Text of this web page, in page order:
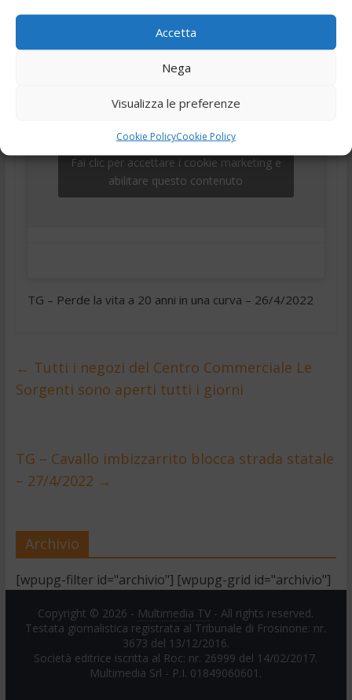
Accetta
Nega
Visualizza le preferenze
Cookie PolicyCookie Policy
Fai clic per accettare i cookie marketing e
abilitare questo contenuto
TG – Perde la vita a 20 anni in una curva – 26/4/2022
← Tutti i negozi del Centro Commerciale Le
Sorgenti sono aperti tutti i giorni
TG – Cavallo imbizzarrito blocca strada statale
– 27/4/2022 →
Archivio
[wpupg-filter id="archivio"] [wpupg-grid id="archivio"]
Copyright © 2026 - Multimedia TV - All rights reserved.
Testata giornalistica registrata al Tribunale di Frosinone: nr.
3673 del 13/12/2016.
Società editrice iscritta al Roc: nr. 26999 del 14/02/2017.
Multimedia Srl - P.I. 01849060601.